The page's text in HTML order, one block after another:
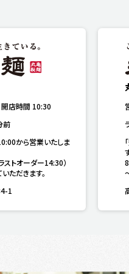
開店時間 10:30
前
から営業いたしま
ストオーダー14:30）
ただきます。
1